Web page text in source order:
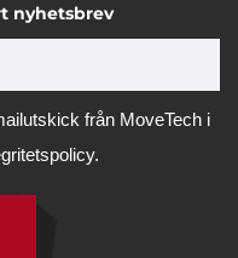
nyhetsbrev
från MoveTech i